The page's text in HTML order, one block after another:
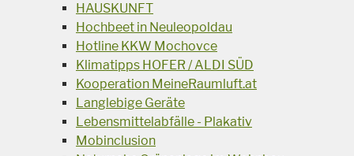
HAUSKUNFT
Hochbeet in Neuleopoldau
Hotline KKW Mochovce
Klimatipps HOFER / ALDI SÜD
Kooperation MeineRaumluft.at
Langlebige Geräte
Lebensmittelabfälle - Plakativ
Mobinclusion